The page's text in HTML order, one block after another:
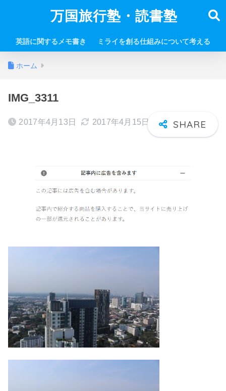
万国旅行塾・読書塾
英語に関するメモ書き ミライを創る仕組みについて考える
ホーム
IMG_3311
2017年4月13日 2017年4月15日